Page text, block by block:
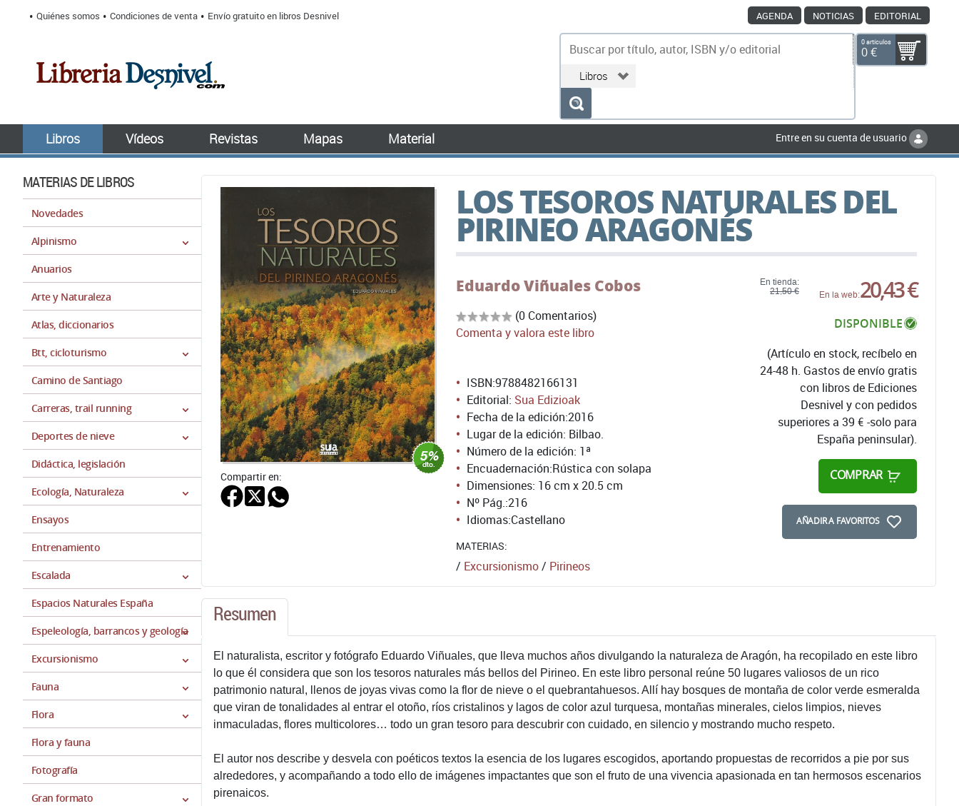
Quiénes somos Condiciones de venta Envío gratuito en libros Desnivel AGENDA NOTICIAS EDITORIAL
0 artículos
0 €
Libros Vídeos Revistas Mapas Material Entre en su cuenta de usuario
MATERIAS DE LIBROS
Novedades
Alpinismo
Anuarios
Arte y Naturaleza
Atlas, diccionarios
Btt, cicloturismo
Camino de Santiago
Carreras, trail running
Deportes de nieve
Didáctica, legislación
Ecología, Naturaleza
Ensayos
Entrenamiento
Escalada
Espacios Naturales España
Espeleología, barrancos y geología
Excursionismo
Fauna
Flora
Flora y fauna
Fotografía
Gran formato
LOS TESOROS NATURALES DEL
PIRINEO ARAGONÉS
Compartir en:
Eduardo Viñuales Cobos
(0 Comentarios)
Comenta y valora este libro
En tienda:
21,50 €
En la web:20,43 €
DISPONIBLE
(Artículo en stock, recíbelo en
24-48 h. Gastos de envío gratis
con libros de Ediciones
Desnivel y con pedidos
superiores a 39 € -solo para
España peninsular).
COMPRAR
AÑADIR A FAVORITOS
ISBN:9788482166131
Editorial: Sua Edizioak
Fecha de la edición:2016
Lugar de la edición: Bilbao.
Número de la edición: 1ª
Encuadernación:Rústica con solapa
Dimensiones: 16 cm x 20.5 cm
Nº Pág.:216
Idiomas:Castellano
MATERIAS:
/ Excursionismo/ Pirineos
Resumen
El naturalista, escritor y fotógrafo Eduardo Viñuales, que lleva muchos años divulgando la naturaleza de Aragón, ha recopilado en este libro
lo que él considera que son los tesoros naturales más bellos del Pirineo. En este libro personal reúne 50 lugares valiosos de un rico
patrimonio natural, llenos de joyas vivas como la flor de nieve o el quebrantahuesos. Allí hay bosques de montaña de color verde esmeralda
que viran de tonalidades al entrar el otoño, ríos cristalinos y lagos de color azul turquesa, montañas minerales, cielos limpios, nieves
inmaculadas, flores multicolores… todo un gran tesoro para descubrir con cuidado, en silencio y mostrando mucho respeto.
El autor nos describe y desvela con poéticos textos la esencia de los lugares escogidos, aportando propuestas de recorridos a pie por sus
alrededores, y acompañando a todo ello de imágenes impactantes que son el fruto de una vivencia apasionada en tan hermosos escenarios
pirenaicos.